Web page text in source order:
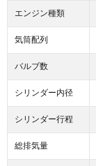
エンジン種類
気筒配列
バルブ数
シリンダー内径
シリンダー行程
総排気量